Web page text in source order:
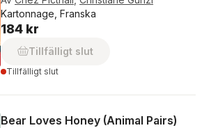
Kartonnage, Franska
184 kr
Tillfälligt slut
Tillfälligt slut
Bear Loves Honey (Animal Pairs)